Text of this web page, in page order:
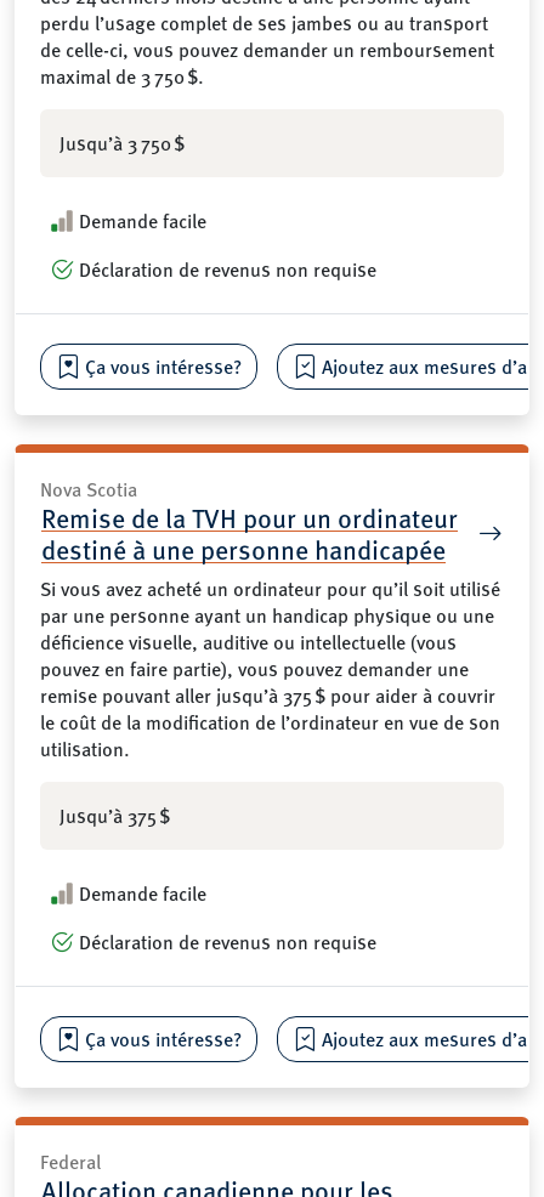
perdu l’usage complet de ses jambes ou au transport
de celle-ci, vous pouvez demander un remboursement
maximal de 3 750 $.
Jusqu’à 3 750 $
Demande facile
Déclaration de revenus non requise
Ça vous intéresse? Ajoutez aux mesures
Nova Scotia
Remise de la TVH pour un ordinateur
destiné à une personne handicapée
Si vous avez acheté un ordinateur pour qu’il soit utilisé
par une personne ayant un handicap physique ou une
déficience visuelle, auditive ou intellectuelle (vous
pouvez en faire partie), vous pouvez demander une
remise pouvant aller jusqu’à 375 $ pour aider à couvrir
le coût de la modification de l’ordinateur en vue de son
utilisation.
Jusqu’à 375 $
Demande facile
Déclaration de revenus non requise
Ça vous intéresse? Ajoutez aux mesures
Federal
Allocation canadienne pour les